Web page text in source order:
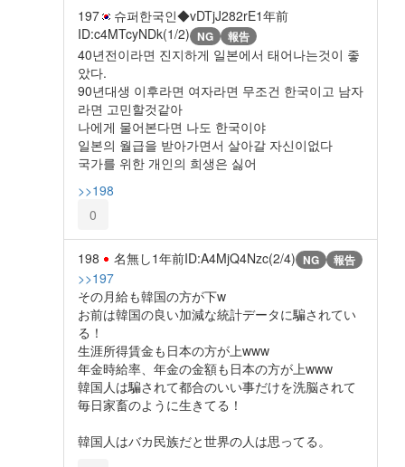
197 슈퍼한국인◆vDTjJ282rE1年前
ID:c4MTcyNDk(1/2) NG 報告
40년전이라면 진지하게 일본에서 태어나는것이 좋
았다.
90년대생 이후라면 여자라면 무조건 한국이고 남자
라면 고민할것같아
나에게 물어본다면 나도 한국이야
일본의 월급을 받아가면서 살아갈 자신이없다
국가를 위한 개인의 희생은 싫어
>>198
0
198 名無し1年前ID:A4MjQ4Nzc(2/4) NG 報告
>>197
その月給も韓国の方が下w
お前は韓国の良い加減な統計データに騙されてい
る！
生涯所得賃金も日本の方が上www
年金時給率、年金の金額も日本の方が上www
韓国人は騙されて都合のいい事だけを洗脳されて
毎日家畜のように生きてる！
韓国人はバカ民族だと世界の人は思ってる。